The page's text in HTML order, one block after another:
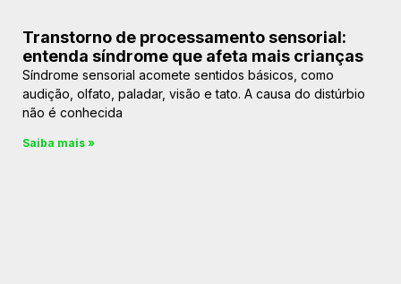
Transtorno de processamento sensorial:
entenda síndrome que afeta mais crianças
Síndrome sensorial acomete sentidos básicos, como
audição, olfato, paladar, visão e tato. A causa do distúrbio
não é conhecida
Saiba mais »